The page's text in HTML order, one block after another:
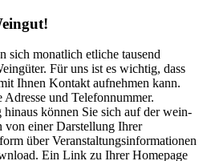
monatlich etliche tausend
Für uns ist es wichtig, dass
Ihnen Kontakt aufnehmen kann.
und Telefonnummer.
können Sie sich auf der wein-
von einer Darstellung Ihrer
über Veranstaltungsinformationen
Ein Link zu Ihrer Homepage